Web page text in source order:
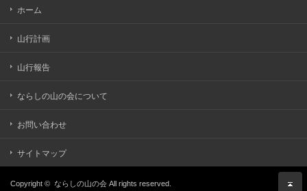
ホーム
山行計画
山行報告
ならしの山の会について
お問い合わせ
サイトマップ
Copyright © ならしの山の会 All rights reserved.